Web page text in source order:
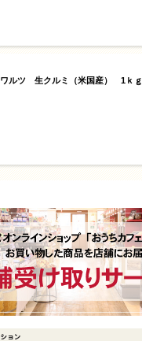
ワルツ 生クルミ（米国産） 1ｋｇ